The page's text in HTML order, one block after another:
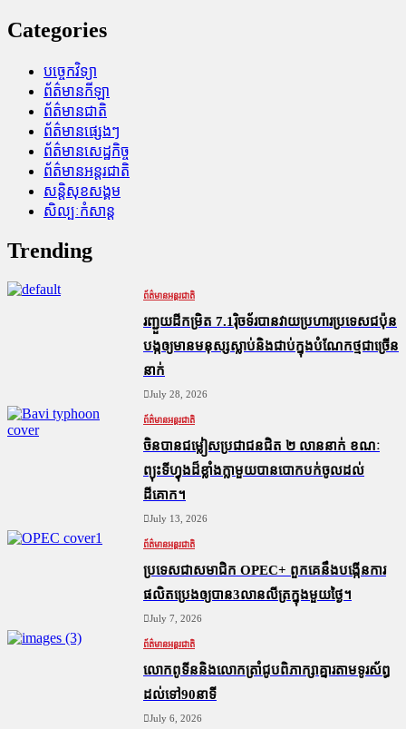
Categories
បច្ចេកវិទ្យា
ព័ត៌មានកីឡា
ព័ត៌មានជាតិ
ព័ត៌មានផ្សេងៗ
ព័ត៌មានសេដ្ឋកិច្ច
ព័ត៌មានអន្តរជាតិ
សន្តិសុខសង្គម
សិល្បៈកំសាន្ត
Trending
ព័ត៌មានអន្តរជាតិ
រញ្ជួយដីកម្រិត​ 7.1រ៉ិចទ័របានវាយប្រហារប្រទេសជប៉ុន
បង្កឲ្យមានមនុស្សស្លាប់​និង​ជាប់ក្នុងបំណែកថ្មជាច្រើន
នាក់
July 28, 2026
ព័ត៌មានអន្តរជាតិ
ចិនបានជម្លៀសប្រជាជនជិត ២ លាននាក់ ខណៈ
ព្យុះទីហ្វុងដ៏ខ្លាំងក្លាមួយបានបោកបក់ចូលដល់
ដីគោក។
July 13, 2026
ព័ត៌មានអន្តរជាតិ
ប្រទេសជាសមាជិក OPEC+​ ពួកគេនឹងបង្កើនការ
ផលិតប្រេងឲ្យបាន3លានលីត្រក្នុងមួយថ្ងៃ។
July 7, 2026
ព័ត៌មានអន្តរជាតិ
លោកពូទីននិងលោកត្រាំជូបពិភាក្សាគ្នារតាមទូរស័ព្ធ
ដល់ទៅ90នាទី
July 6, 2026